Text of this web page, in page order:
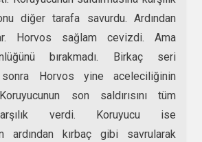
diğer tarafa savurdu. Ardından
Horvos sağlam cevizdi. Ama
bırakmadı. Birkaç seri
sonra Horvos yine aceleciliğinin
son saldırısını tüm
verdi. Koruyucu ise
ardından kırbaç gibi savrularak